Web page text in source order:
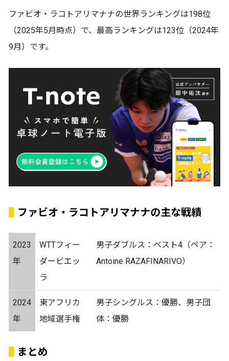
ファビオ・ラコトアリマナナの世界ランキングは198位
（2025年5月時点）で、最高ランキングは123位（2024年
9月）です。
ファビオ・ラコトアリマナナの主な戦績
2023
年
WTTフィー
ダービエッ
ラ
男子ダブルス：ベスト4（ペア：
Antoine RAZAFINARIVO）
2024
年
東アフリカ
地域選手権
男子シングルス：優勝、男子団
体：優勝
まとめ